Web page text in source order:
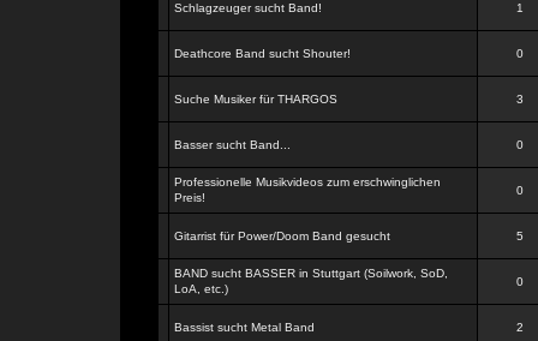
Schlagzeuger sucht Band! 1
Deathcore Band sucht Shouter! 0
Suche Musiker für THARGOS 3
Basser sucht Band... 0
Professionelle Musikvideos zum erschwinglichen
Preis!
0
Gitarrist für Power/Doom Band gesucht 5
BAND sucht BASSER in Stuttgart (Soilwork, SoD,
LoA, etc.)
0
Bassist sucht Metal Band 2